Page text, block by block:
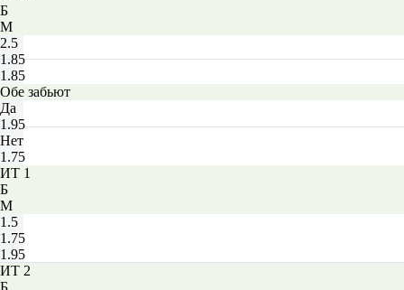
Б
М
2.5
1.85
1.85
Обе забьют
Да
1.95
Нет
1.75
ИТ 1
Б
М
1.5
1.75
1.95
ИТ 2
Б